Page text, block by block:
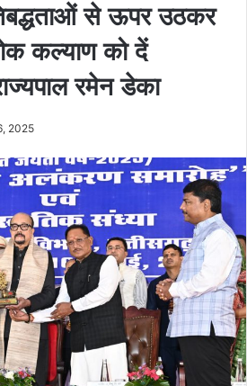
से ऊपर उठकर
कल्याण को दें
रमेन डेका
2025